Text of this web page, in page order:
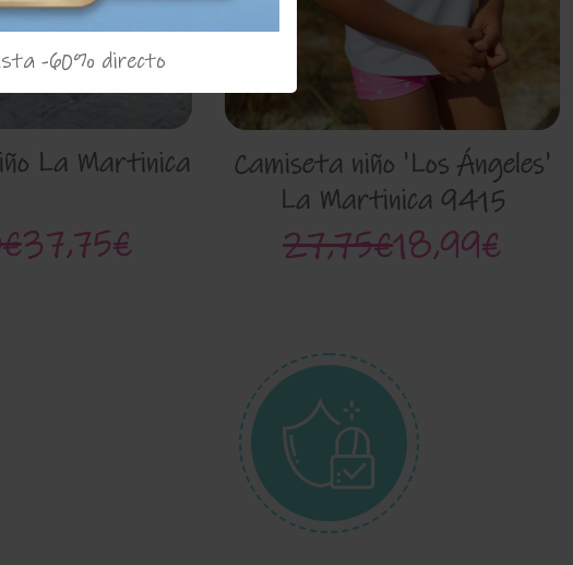
La Martinica
37,75€
Camiseta niño 'Los Ángeles'
La Martinica 9415
27,75€18,99€
-60% directo